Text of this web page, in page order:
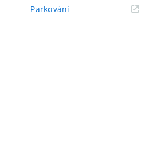
Parkování(externí